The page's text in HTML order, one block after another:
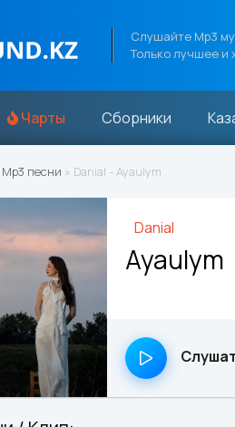
Слушайте Mp3
Только лучшее и
Чарты Сборники
Mp3 песни » Danial - Ayaulym
Danial
Ayaulym